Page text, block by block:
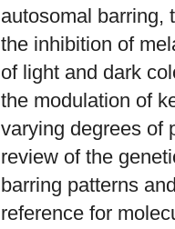
autosomal barring,
the inhibition of
of light and dark
the modulation of
varying degrees of
review of the
barring patterns
reference for